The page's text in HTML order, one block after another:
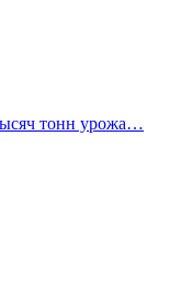
тонн урожа…